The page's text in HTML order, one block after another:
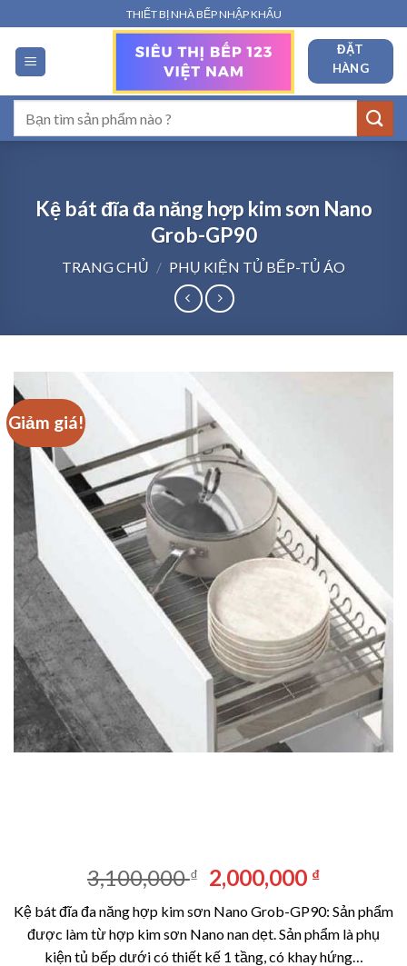
qua
nội
dung
THIẾT BỊ NHÀ BẾP NHẬP KHẨU
ĐẶT
HÀNG
kiếm:
Kệ bát đĩa đa năng hợp kim sơn Nano
Grob-GP90
TRANG CHỦ / PHỤ KIỆN TỦ BẾP-TỦ ÁO
Giảm giá!
3,100,000₫
Giá
gốc
là:
3,100,000 ₫.
2,000,000 ₫Giá
hiện
tại
là:
Kệ bát đĩa đa năng hợp kim sơn Nano Grob-GP90: Sản phẩm
được làm từ hợp kim sơn Nano nan dẹt. Sản phẩm là phụ
kiện tủ bếp dưới có thiết kế 1 tầng, có khay hứng…